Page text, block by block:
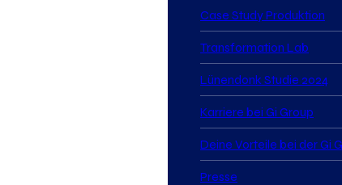
Case Study Produktion
Transformation Lab
Lünendonk Studie 2024
Karriere bei Gi Group
Deine Vorteile bei der Gi
Presse